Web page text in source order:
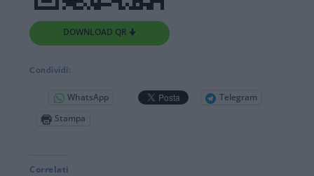
DOWNLOAD QR 🠋
Condividi:
WhatsApp
Telegram
Stampa
Correlati